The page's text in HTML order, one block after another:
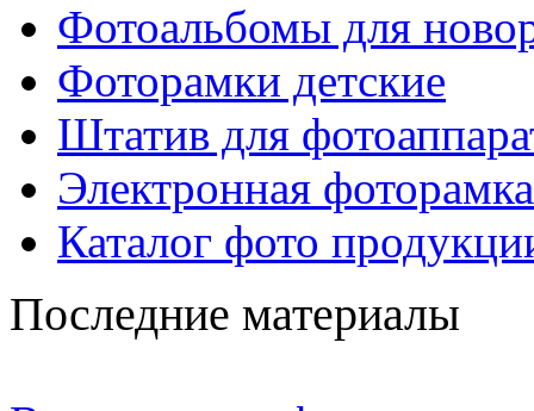
Фотоальбомы для
Фоторамки детские
Штатив для
Электронная фоторамка
Каталог фото
Последние материалы